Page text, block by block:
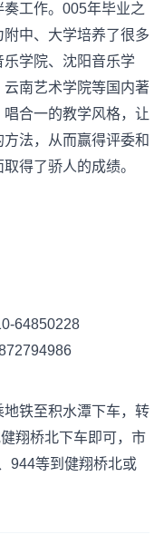
奏工作。005年毕业之
中、大学培养了很多
学院、沈阳音乐学
南艺术学院等国内著
合一的教学风格，让
法，从而赢得评委和
得了骄人的成绩。
64850228
铁至积水潭下车，转
翔桥北下车即可，市
944等到健翔桥北或